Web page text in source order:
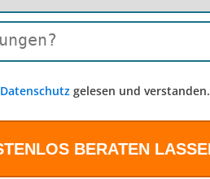
Datenschutzgelesen und verstanden.